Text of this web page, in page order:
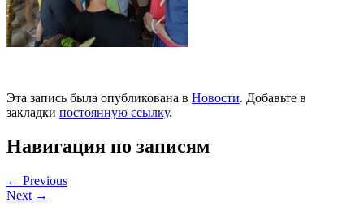
Эта запись была опубликована в Новости. Добавьте в
закладки постоянную ссылку.
Навигация по записям
← Previous
Next →